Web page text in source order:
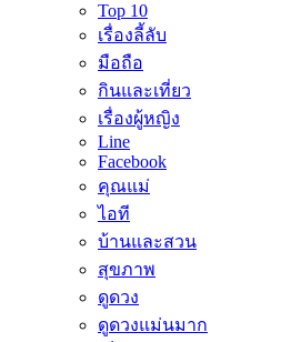
Top 10
เรื่องลี้ลับ
มือถือ
กินและเที่ยว
เรื่องผู้หญิง
Line
Facebook
คุณแม่
ไอที
บ้านและสวน
สุขภาพ
ดูดวง
ดูดวงแม่นมาก